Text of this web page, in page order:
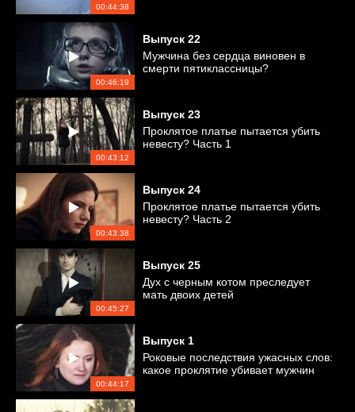
00:44:38
00:46:19
Выпуск 22
Мужчина без сердца виновен в
смерти пятиклассницы?
00:43:12
Выпуск 23
Проклятое платье пытается убить
невесту? Часть 1
00:43:38
Выпуск 24
Проклятое платье пытается убить
невесту? Часть 2
00:45:27
Выпуск 25
Дух с черным котом преследует
мать двоих детей
00:44:17
Выпуск 1
Роковые последствия ужасных слов:
какое проклятие убивает мужчин